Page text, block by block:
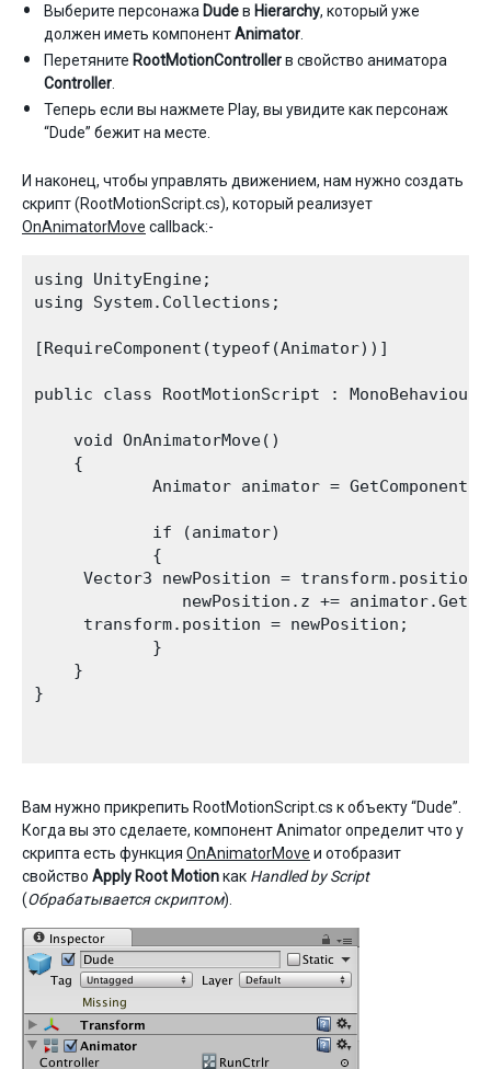
Выберите персонажа Dudeв Hierarchy, который уже
должен иметь компонентAnimator
Перетяните RootMotionControllerв свойство аниматора
Controller
Теперь если вы нажмете Play, вы увидите как персонаж
“Dude” бежит на месте.
И наконец, чтобы управлять движением, нам нужно создать
скрипт (RootMotionScript.cs), который реализует
OnAnimatorMove callback:-
using UnityEngine;
using System.Collections;
[RequireComponent(typeof(Animator))]
public class RootMotionScript : MonoBehaviour
    void OnAnimatorMove()
    {
Animator animator =
            if (animator)
            {
     Vector3 newPosition = transform.position;
newPosition.z +=
     transform.position = newPosition;
            }
    }
}
Вам нужно прикрепить RootMotionScript.cs к объекту “Dude”.
Когда вы это сделаете, компонент Animator определит что у
скрипта есть функция OnAnimatorMove и отобразит
свойство Apply Root Motionкак Handled by Script
(Обрабатывается скриптом).